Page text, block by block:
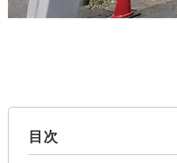
目次